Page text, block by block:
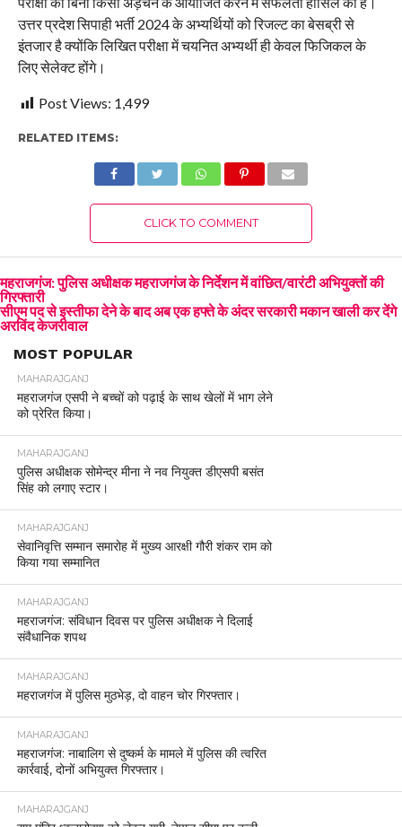
उत्तर प्रदेश सिपाही भर्ती 2024 के अभ्यर्थियों को रिजल्ट का बेसब्री से
इंतजार है क्योंकि लिखित परीक्षा में चयनित अभ्यर्थी ही केवल फिजिकल के
लिए सेलेक्ट होंगे।
Post Views: 1,499
RELATED ITEMS:
CLICK TO COMMENT
महराजगंज: पुलिस अधीक्षक महराजगंज के निर्देशन में वांछित/वारंटी अभियुक्तों की
गिरफ्तारी
सीएम पद से इस्तीफा देने के बाद अब एक हफ्ते के अंदर सरकारी मकान खाली कर देंगे
अरविंद केजरीवाल
MOST POPULAR
MAHARAJGANJ
महराजगंज एसपी ने बच्चों को पढ़ाई के साथ खेलों में भाग लेने
को प्रेरित किया।
MAHARAJGANJ
पुलिस अधीक्षक सोमेन्द्र मीना ने नव नियुक्त डीएसपी बसंत
सिंह को लगाए स्टार।
MAHARAJGANJ
सेवानिवृत्ति सम्मान समारोह में मुख्य आरक्षी गौरी शंकर राम को
किया गया सम्मानित
MAHARAJGANJ
महराजगंज: संविधान दिवस पर पुलिस अधीक्षक ने दिलाई
संवैधानिक शपथ
MAHARAJGANJ
महराजगंज में पुलिस मुठभेड़, दो वाहन चोर गिरफ्तार।
MAHARAJGANJ
महराजगंज: नाबालिग से दुष्कर्म के मामले में पुलिस की त्वरित
कार्रवाई, दोनों अभियुक्त गिरफ्तार।
MAHARAJGANJ